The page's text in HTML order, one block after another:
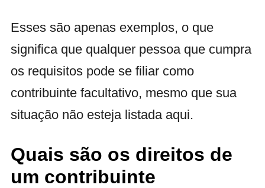
Esses são apenas exemplos, o que
significa que qualquer pessoa que cumpra
os requisitos pode se filiar como
contribuinte facultativo, mesmo que sua
situação não esteja listada aqui.
Quais são os direitos de
um contribuinte